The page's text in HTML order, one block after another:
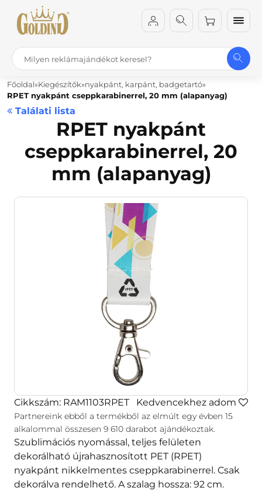
Főoldal Kiegészítők nyakpánt, karpánt, badgetartó
RPET nyakpánt cseppkarabinerrel, 20 mm (alapanyag)
Találati lista
RPET nyakpánt
cseppkarabinerrel, 20
mm (alapanyag)
Cikkszám: RAM1103RPET Kedvencekhez adom
Partnereink ebből a termékből az elmúlt egy évben 15
alkalommal összesen 9 610 darabot ajándékoztak.
Szublimációs nyomással, teljes felületen
dekorálható újrahasznosított PET (RPET)
nyakpánt nikkelmentes cseppkarabinerrel. Csak
dekorálva rendelhető. A szalag hossza: 92 cm.